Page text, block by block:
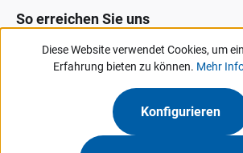
So erreichen Sie uns
Datenschutz ImpressumAllg.
KontaktHinweisgeber-
Unsere Angebote & Services richten sich
Diese Website verwendet Cookies, um
Erfahrung bieten zu können. Mehr
Konfigurieren